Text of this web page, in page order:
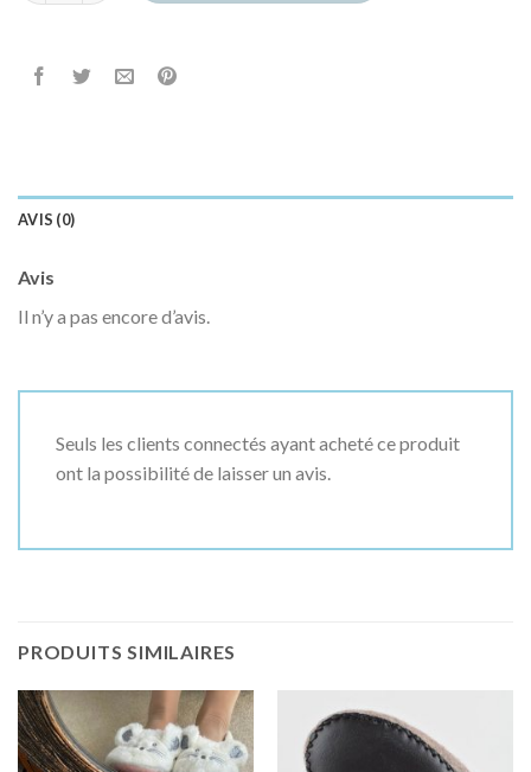
AVIS (0)
Avis
Il n’y a pas encore d’avis.
Seuls les clients connectés ayant acheté ce produit
ont la possibilité de laisser un avis.
PRODUITS SIMILAIRES